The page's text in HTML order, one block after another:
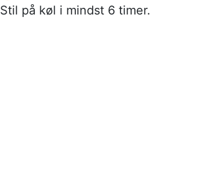
Stil på køl i mindst 6 timer.